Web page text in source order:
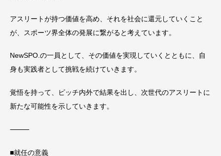
アスリートが持つ価値を高め、それを社会に還元していくこと
が、スポーツ界全体の発展に繋がると考えています。
NewSPO.の一員として、その価値を実現していくとともに、自
身も実践者として挑戦を続けていきます。
覚悟を持って、ピッチ内外で結果を出し、次世代のアスリートに
新たな可能性を示していきます。
⸻
■就任の意義